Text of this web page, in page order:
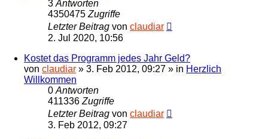
3 Antworten
4350475 Zugriffe
Letzter Beitrag von claudiar
2. Jul 2020, 10:56
Kostet das Programm jedes Jahr Geld?
von claudiar » 3. Feb 2012, 09:27 » in Herzlich
Willkommen
0 Antworten
411336 Zugriffe
Letzter Beitrag von claudiar
3. Feb 2012, 09:27